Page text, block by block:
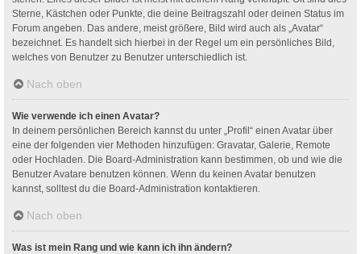
Sterne, Kästchen oder Punkte, die deine Beitragszahl oder deinen Status im
Forum angeben. Das andere, meist größere, Bild wird auch als „Avatar“
bezeichnet. Es handelt sich hierbei in der Regel um ein persönliches Bild,
welches von Benutzer zu Benutzer unterschiedlich ist.
Nach oben
Wie verwende ich einen Avatar?
In deinem persönlichen Bereich kannst du unter „Profil“ einen Avatar über
eine der folgenden vier Methoden hinzufügen: Gravatar, Galerie, Remote
oder Hochladen. Die Board-Administration kann bestimmen, ob und wie die
Benutzer Avatare benutzen können. Wenn du keinen Avatar benutzen
kannst, solltest du die Board-Administration kontaktieren.
Nach oben
Was ist mein Rang und wie kann ich ihn ändern?